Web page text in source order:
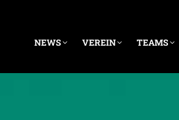
NEWS VEREIN TEAMS